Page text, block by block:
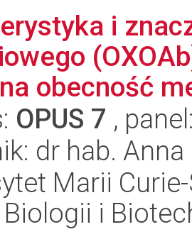
i
obecność
OPUS 7 ,
dr hab.
Marii
Biologii i